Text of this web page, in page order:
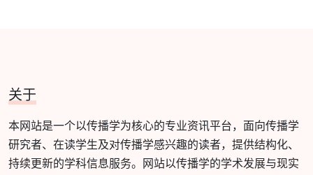
关于
本网站是一个以传播学为核心的专业资讯平台，面向传播学
研究者、在读学生及对传播学感兴趣的读者，提供结构化、
持续更新的学科信息服务。网站以传播学的学术发展与现实